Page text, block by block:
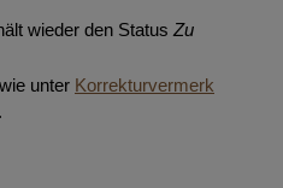
wieder den Status Zu
unter Korrekturvermerk